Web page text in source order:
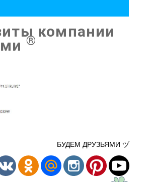
компании
®
БУДЕМ ДРУЗЬЯМИ ヅ